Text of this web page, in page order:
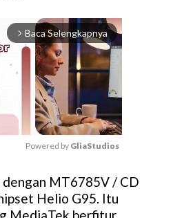
arrow_forward_ios Baca Selengkapnya
u
t
e
Powered by GliaStudios
MT6785V / CD
Helio G95. Itu
MediaTek berfitur